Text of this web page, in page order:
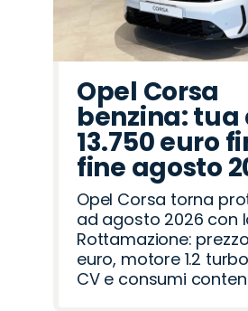
Opel Corsa
benzina: tua
13.750 euro
fine agosto
Opel Corsa torna
ad agosto 2026 con
Rottamazione:
euro, motore 1.2
CV e consumi